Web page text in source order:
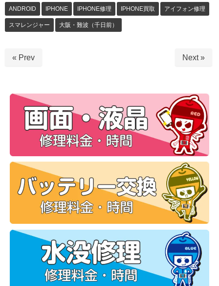
ANDROID IPHONE IPHONE修理 IPHONE買取 アイフォン修理
スマレンジャー 大阪・難波（千日前）
« Prev Next »